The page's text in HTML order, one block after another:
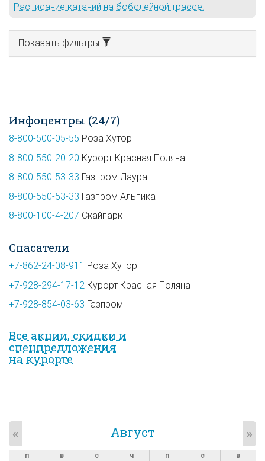
Расписание катаний на бобслейной трассе.
Показать фильтры
Инфоцентры (24/7)
8-800-500-05-55 Роза Хутор
8-800-550-20-20 Курорт Красная Поляна
8-800-550-53-33 Газпром Лаура
8-800-550-53-33 Газпром Альпика
8-800-100-4-207 Скайпарк
Спасатели
+7-862-24-08-911 Роза Хутор
+7-928-294-17-12 Курорт Красная Поляна
+7-928-854-03-63 Газпром
Все акции, скидки и
спец­предложе­ния
на курорте
Август
« »
п в с ч п с
в